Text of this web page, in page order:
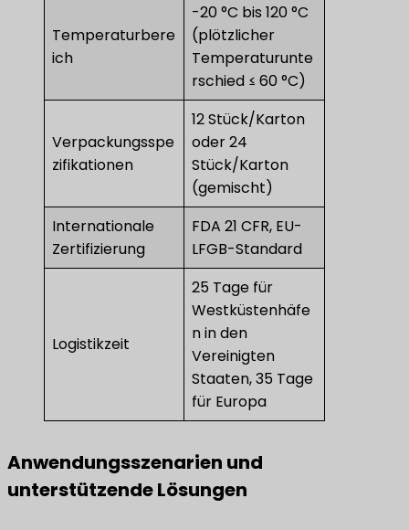
Temperaturbere
ich
-20 °C bis 120 °C
(plötzlicher
Temperaturunte
rschied ≤ 60 °C)
Verpackungsspe
zifikationen
12 Stück/Karton
oder 24
Stück/Karton
(gemischt)
Internationale
Zertifizierung
FDA 21 CFR, EU-
LFGB-Standard
Logistikzeit
25 Tage für
Westküstenhäfe
n in den
Vereinigten
Staaten, 35 Tage
für Europa
Anwendungsszenarien und
unterstützende Lösungen